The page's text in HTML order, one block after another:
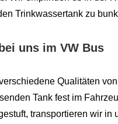
Trinkwassertank zu
bei uns im VW Bus
Qualitäten
Tank fest im
transportieren wir in